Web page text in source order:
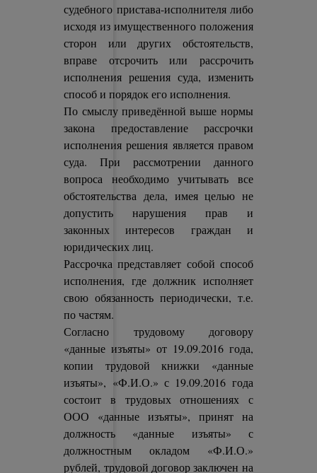
судебного пристава-исполнителя либо
исходя из имущественного положения
сторон или других обстоятельств,
вправе отсрочить или рассрочить
исполнения решения суда, изменить
способ и порядок его исполнения.
По смыслу приведённой выше нормы
закона предоставление рассрочки
исполнения решения является правом
суда. При рассмотрении данного
вопроса необходимо учитывать все
обстоятельства дела, имея целью не
допустить нарушения прав и
законных интересов граждан и
юридических лиц.
Рассрочка представляет собой способ
исполнения, где должник исполняет
свою обязанность периодически, т.е.
по частям.
Согласно трудовому договору
«данные изъяты» от 19.09.2016 года,
копии трудовой книжки «данные
изъяты», «Ф.И.О.» с 19.09.2016 года
состоит в трудовых отношениях с
ООО «данные изъяты», принят на
должность «данные изъяты» с
должностным окладом «Ф.И.О.»
рублей, трудовой договор заключен на